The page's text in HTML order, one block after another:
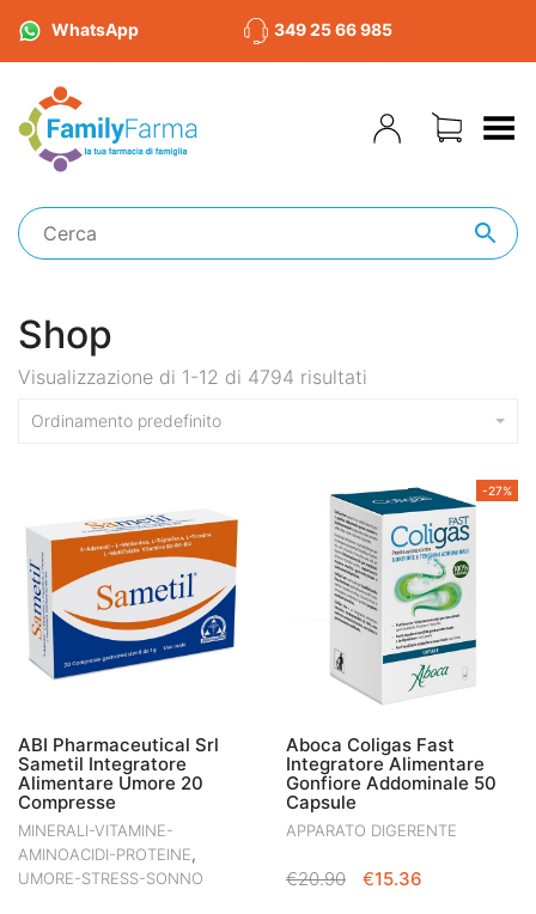
WhatsApp 349 25 66 985
Toggle Menu
Shop
Visualizzazione di 1-12 di 4794 risultati
Ordinamento predefinito
ABI Pharmaceutical Srl
Sametil Integratore
Alimentare Umore 20
Compresse
MINERALI-VITAMINE-
AMINOACIDI-PROTEINE,
UMORE-STRESS-SONNO
-27%
Aboca Coligas Fast
Integratore Alimentare
Gonfiore Addominale 50
Capsule
APPARATO DIGERENTE
€20.90
IL
€15.36